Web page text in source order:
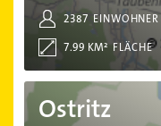
EINWOHNER
2387
FLÄCHE
7.99 KM²
Ostritz
Ostritz